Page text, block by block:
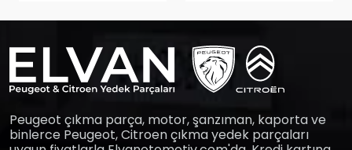
Peugeot çıkma parça, motor, şanzıman, kaporta ve
binlerce Peugeot, Citroen çıkma yedek parçaları